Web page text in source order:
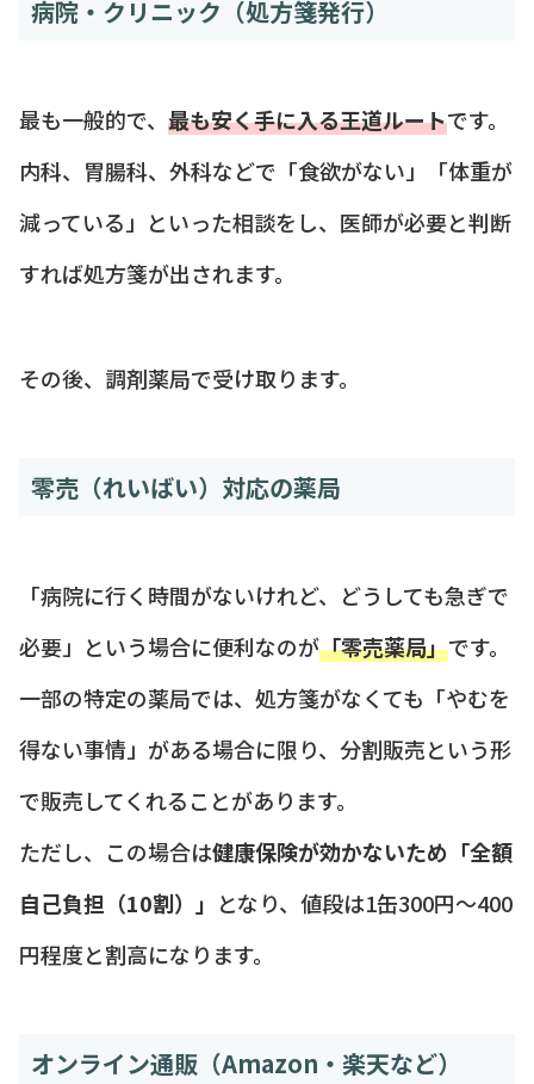
病院・クリニック（処方箋発行）
最も一般的で、 最も安く手に入る王道ルートです。
内科、胃腸科、外科などで「食欲がない」「体重が
減っている」といった相談をし、医師が必要と判断
すれば処方箋が出されます。
その後、調剤薬局で受け取ります。
零売（れいばい）対応の薬局
「病院に行く時間がないけれど、どうしても急ぎで
必要」という場合に便利なのが「零売薬局」です。
一部の特定の薬局では、処方箋がなくても「やむを
得ない事情」がある場合に限り、分割販売という形
で販売してくれることがあります。
ただし、この場合は健康保険が効かないため「全額
自己負担（10割）」 となり、値段は1缶300円〜400
円程度と割高になります。
オンライン通販（Amazon・楽天など）